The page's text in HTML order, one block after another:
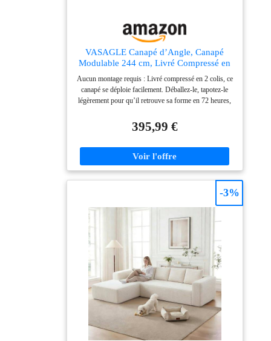
VASAGLE Canapé d’Angle, Canapé
Modulable 244 cm, Livré Compressé en
Colis, sans Montage, avec Grande
Méridienne à Droite, pour Salon,
Chambre d’Amis, Gris Ardoise
LCS184GN01
Aucun montage requis : Livré compressé en 2 colis, ce
canapé se déploie facilement. Déballez-le, tapotez-le
légèrement pour qu’il retrouve sa forme en 72 heures,
Grande profondeur : Ce canapé offre une méridienne
plus profonde et plus large qu’un modèle classique,
d’appui-tête, invitant à s’allonger et à se relaxer pour
une pause bien-être Modulable : Ce canapé en L
canapé-lit. Idéal pour les soirées cinéma, les moments
de détente, les sessions de jeu ou les retrouvailles en
famille Doux et stable : Revêtu d’un velours côtelé
douillet, ce canapé diffuse une chaleur irrésistible. Sa
mousse haute densité associée à son système de
ressorts offre un soutien durable et un confort optimal
à chaque assise Pour tous les modes de vie : Ce canapé
modulable s’intègre dans un salon, un appartement,
une chambre ou une chambre d’amis, là où se
partagent rires et moments passés ensemble
395,99 €
-3%